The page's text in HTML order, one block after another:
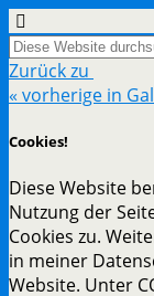
Zurück zu
« vorherige in
Cookies!
Diese Website
Nutzung der
Cookies zu.
in meiner
Website. Unter